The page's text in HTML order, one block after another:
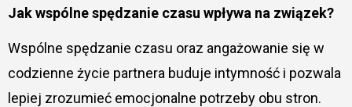
Jak wspólne spędzanie czasu wpływa na związek?
Wspólne spędzanie czasu oraz angażowanie się w
codzienne życie partnera buduje intymność i pozwala
lepiej zrozumieć emocjonalne potrzeby obu stron.